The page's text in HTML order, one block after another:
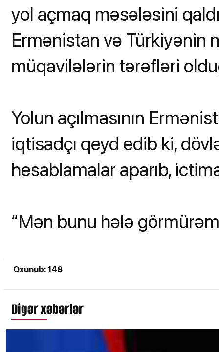
yol açmaq məsələsini
Ermənistan və Türkiyənin
müqavilələrin tərəfləri
Yolun açılmasının
iqtisadçı qeyd edib ki,
hesablamalar aparıb,
“Mən bunu hələ
Oxunub: 148
Digər xəbərlər